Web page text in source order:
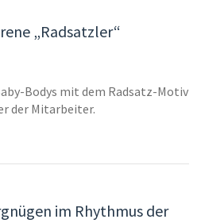
„Radsatzler“
Bodys mit dem Radsatz-Motiv
der Mitarbeiter.
im Rhythmus der